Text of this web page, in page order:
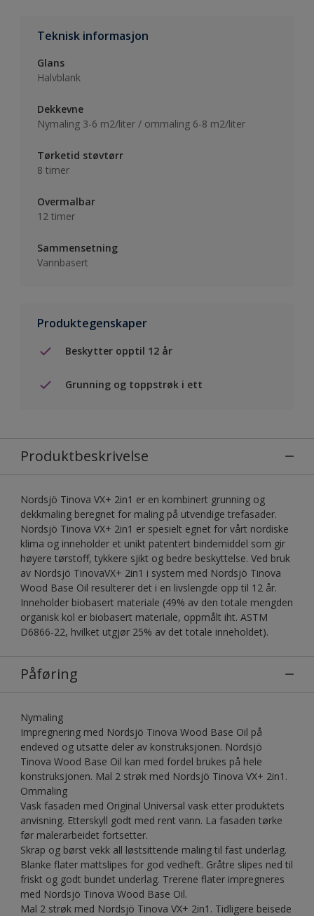
Teknisk informasjon
Glans
Halvblank
Dekkevne
Nymaling 3-6 m2/liter / ommaling 6-8 m2/liter
Tørketid støvtørr
8 timer
Overmalbar
12 timer
Sammensetning
Vannbasert
Produktegenskaper
Beskytter opptil 12 år
Grunning og toppstrøk i ett
Produktbeskrivelse
Nordsjö Tinova VX+ 2in1 er en kombinert grunning og
dekkmaling beregnet for maling på utvendige trefasader.
Nordsjö Tinova VX+ 2in1 er spesielt egnet for vårt nordiske
klima og inneholder et unikt patentert bindemiddel som gir
høyere tørstoff, tykkere sjikt og bedre beskyttelse. Ved bruk
av Nordsjö TinovaVX+ 2in1 i system med Nordsjö Tinova
Wood Base Oil resulterer det i en livslengde opp til 12 år.
Inneholder biobasert materiale (49% av den totale mengden
organisk kol er biobasert materiale, oppmålt iht. ASTM
D6866-22, hvilket utgjør 25% av det totale inneholdet).
Påføring
Nymaling
Impregnering med Nordsjö Tinova Wood Base Oil på
endeved og utsatte deler av konstruksjonen. Nordsjö
Tinova Wood Base Oil kan med fordel brukes på hele
konstruksjonen. Mal 2 strøk med Nordsjö Tinova VX+ 2in1.
Ommaling
Vask fasaden med Original Universal vask etter produktets
anvisning. Etterskyll godt med rent vann. La fasaden tørke
før malerarbeidet fortsetter.
Skrap og børst vekk all løstsittende maling til fast underlag.
Blanke flater mattslipes for god vedheft. Gråtre slipes ned til
friskt og godt bundet underlag. Trerene flater impregneres
med Nordsjö Tinova Wood Base Oil.
Mal 2 strøk med Nordsjö Tinova VX+ 2in1. Tidligere beisede